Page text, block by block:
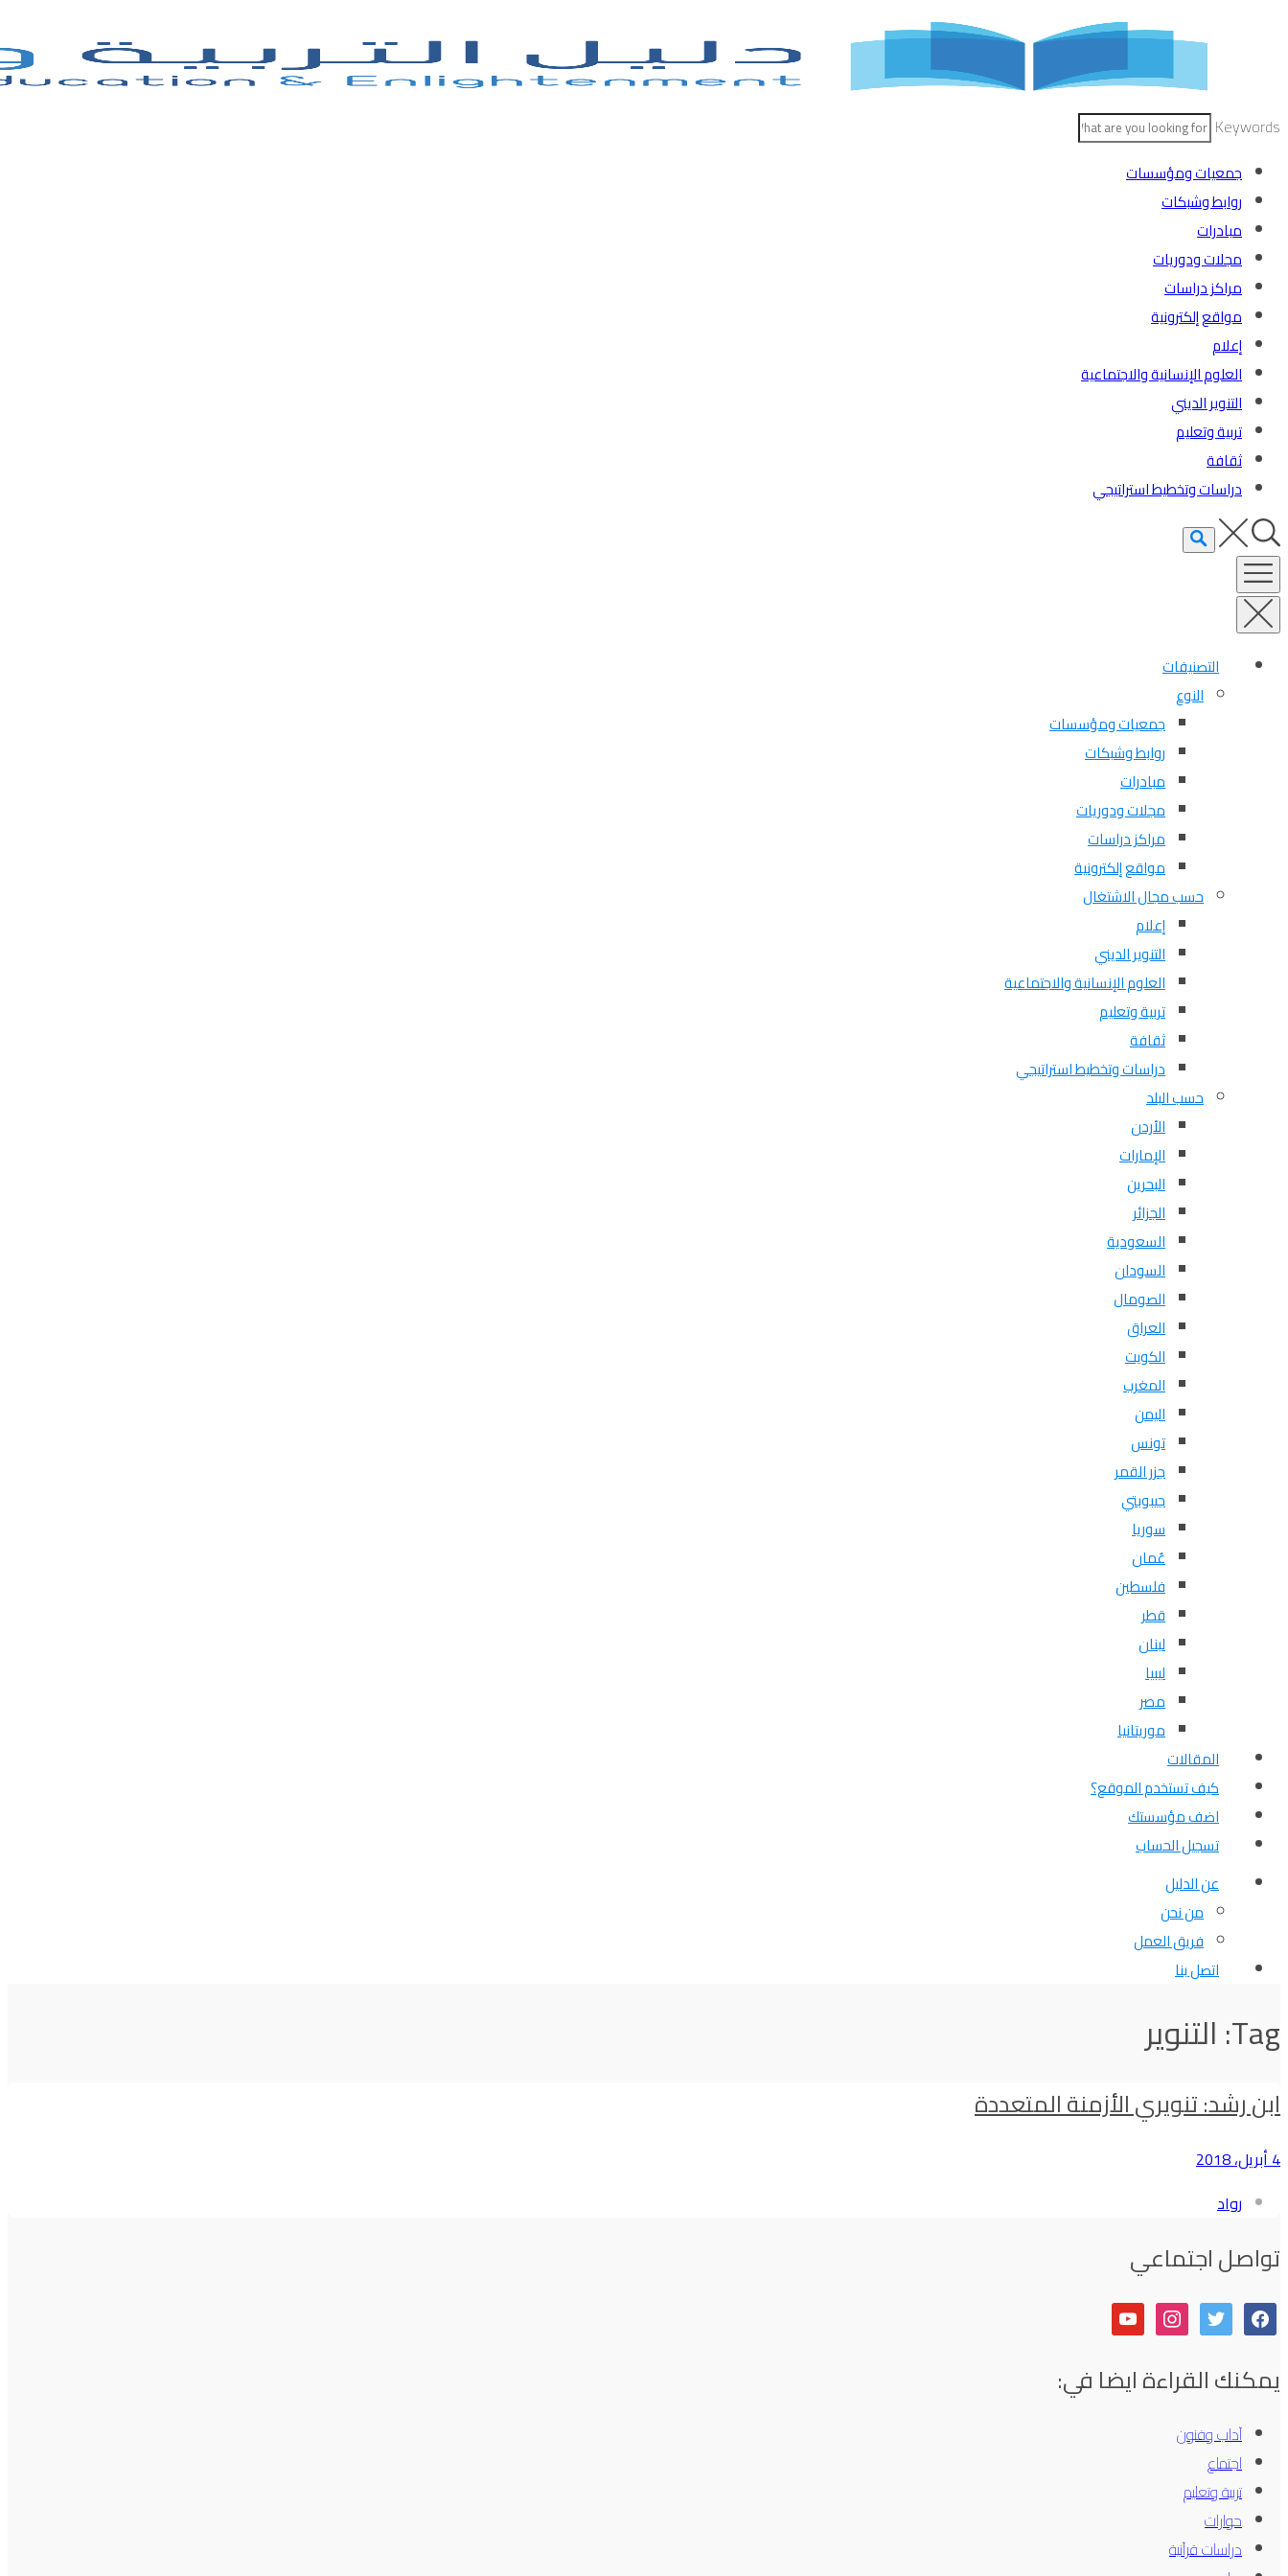
Keywords
جمعيات ومؤسسات
روابط وشبكات
مبادرات
مجلات ودوريات
مراكز دراسات
مواقع إلكترونية
إعلام
العلوم الإنسانية والاجتماعية
التنوير الديني
تربية وتعليم
ثقافة
دراسات وتخطيط استراتيجي
التصنيفات
النوع
جمعيات ومؤسسات
روابط وشبكات
مبادرات
مجلات ودوريات
مراكز دراسات
مواقع إلكترونية
حسب مجال الاشتغال
إعلام
التنوير الديني
العلوم الإنسانية والاجتماعية
تربية وتعليم
ثقافة
دراسات وتخطيط استراتيجي
حسب البلد
الأردن
الإمارات
البحرين
الجزائر
السعودية
السودان
الصومال
العراق
الكويت
المغرب
اليمن
تونس
جزر القمر
جيبوبتي
سوريا
عُمان
فلسطين
قطر
لبنان
ليبيا
مصر
موريتانيا
المقالات
كيف تستخدم الموقع؟
اضف مؤسستك
تسجيل الحساب
عن الدليل
من نحن
فريق العمل
اتصل بنا
Tag: التنوير
ابن رشد: تنويري الأزمنة المتعددة
4 أبريل، 2018
رواد
تواصل اجتماعي
facebook
twitter
instagram
youtube
يمكنك القراءة ايضا في:
آداب وفنون
اجتماع
تربية وتعليم
حوارات
دراسات قرآنية